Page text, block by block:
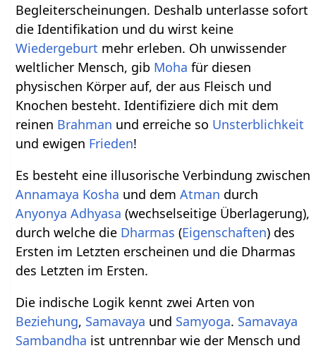
Begleiterscheinungen. Deshalb unterlasse sofort
die Identifikation und du wirst keine
Wiedergeburt mehr erleben. Oh unwissender
weltlicher Mensch, gib Moha für diesen
physischen Körper auf, der aus Fleisch und
Knochen besteht. Identifiziere dich mit dem
reinen Brahman und erreiche so Unsterblichkeit
und ewigen Frieden!
Es besteht eine illusorische Verbindung zwischen
Annamaya Kosha und demAtman durch
Anyonya Adhyasa (wechselseitige Überlagerung),
durch welche die Dharmas (Eigenschaften) des
Ersten im Letzten erscheinen und die Dharmas
des Letzten im Ersten.
Die indische Logik kennt zwei Arten von
Beziehung, Samavaya und Samyoga. Samavaya
Sambandha ist untrennbar wie der Mensch und